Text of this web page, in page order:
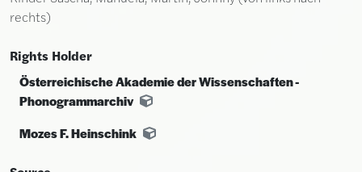
rechts)
Rights Holder
Österreichische Akademie der Wissenschaften -
Phonogrammarchiv
Mozes F. Heinschink